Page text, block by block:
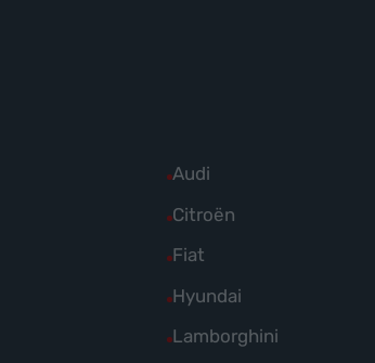
Audi
Alle
Fahrzeuge
Audi
anzeigen
Citroën
Alle
Fahrzeuge
Citroën
anzeigen
Fiat
Alle
Fahrzeuge
Fiat
Hyundai
Alle
Fahrzeuge
Lamborghini
Alle